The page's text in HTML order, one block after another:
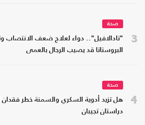
3
صحة
"تادالافيل".. دواء لعلاج ضعف الانتصاب
البروستاتا قد يصيب الرجال بالعمى
4
صحة
هل تزيد أدوية السكري والسمنة خطر فقدان
دراستان تجيبان